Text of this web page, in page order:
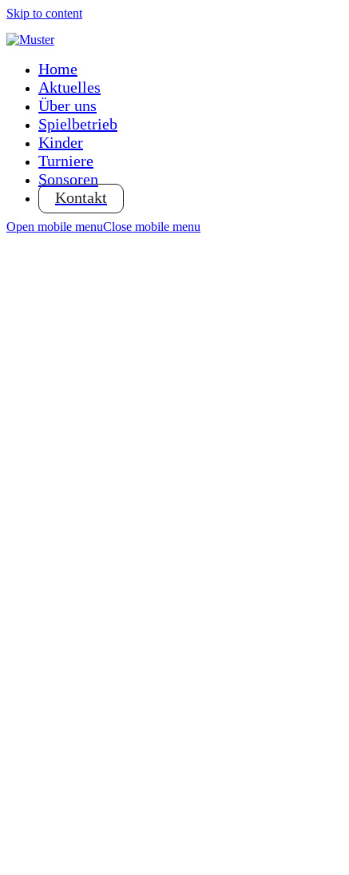
Skip to content
Home
Aktuelles
Über uns
Spielbetrieb
Kinder
Turniere
Sonsoren
Kontakt
Open mobile menuClose mobile menu